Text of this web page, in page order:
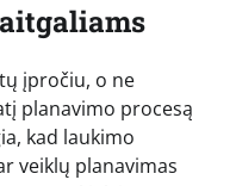
įpročiu, o ne
planavimo procesą
kad laukimo
veiklų planavimas